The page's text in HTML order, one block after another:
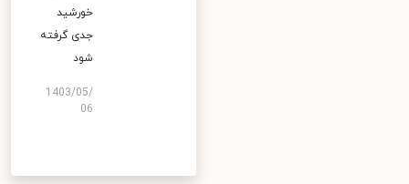
خورشید
جدی گرفته
شود
1403/05/
06